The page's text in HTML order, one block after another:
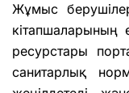
Жұмыс
кітапшаларының
ресурстары
санитарлық